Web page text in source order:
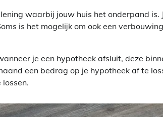
waarbij jouw huis het onderpand
is het mogelijk om ook een
je een hypotheek afsluit, deze
een bedrag op je hypotheek af te